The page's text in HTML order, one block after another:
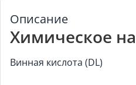
Описание
Химическое
Винная кислота (DL)